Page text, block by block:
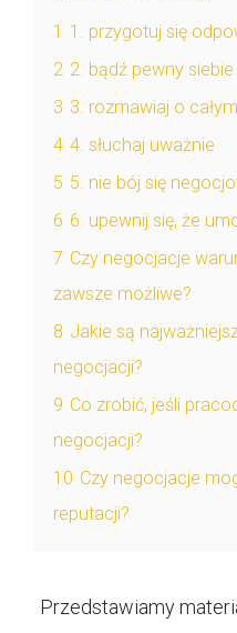
1 1. przygotuj się
2 2. bądź pewny siebie
3 3. rozmawiaj o
4 4. słuchaj uważnie
5 5. nie bój się
6 6. upewnij się, że
7 Czy negocjacje
zawsze możliwe?
8 Jakie są
negocjacji?
9 Co zrobić, jeśli
negocjacji?
10 Czy negocjacje
reputacji?
Przedstawiamy